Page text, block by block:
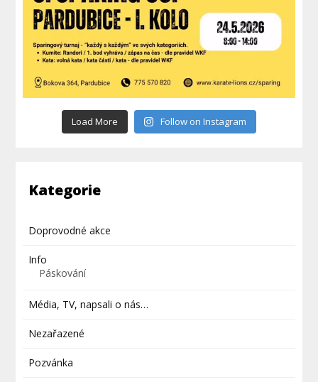
Load More Follow on Instagram
Kategorie
Doprovodné akce
Info
Páskování
Média, TV, napsali o nás…
Nezařazené
Pozvánka